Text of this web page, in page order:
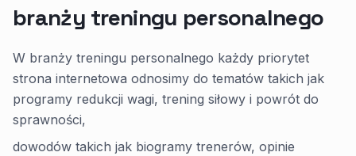
branży treningu personalnego
W branży treningu personalnego każdy priorytet
strona internetowa odnosimy do tematów takich jak
programy redukcji wagi, trening siłowy i powrót do
sprawności,
dowodów takich jak biogramy trenerów, opinie